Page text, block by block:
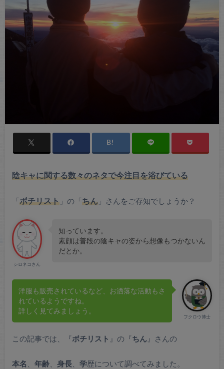
陰キャに関する数々のネタで今注目を浴びている
「ボチリスト」の「ちん」さんをご存知でしょうか？
シロネコさん
知っています。
素顔は普段の陰キャの姿から想像もつかないん
だとか。
フクロウ博士
洋服も販売されているなど、お洒落な活動もさ
れているようですね。
詳しく見てみましょう。
この記事では、『ボチリスト 』の『ちん』さんの
本名 年齢、 身長、 学歴について調べてみました。